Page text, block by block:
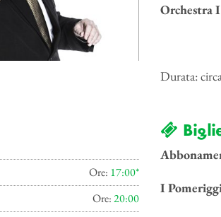
Ore: 17:00*
Ore:20:00
Orchestra
Durata:
I